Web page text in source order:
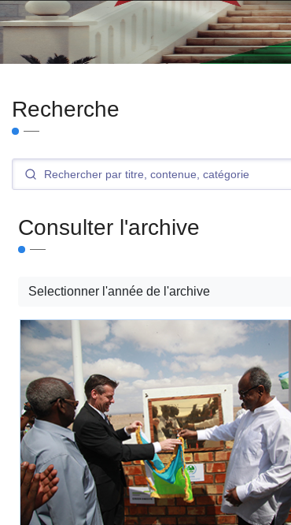
Recherche
Consulter l'archive
Selectionner l'année de l'archive